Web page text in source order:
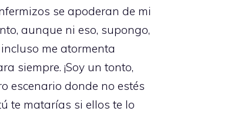
se apoderan de mi
aunque ni eso, supongo,
me atormenta
siempre. ¡Soy un tonto,
escenario donde no estés
te matarías si ellos te lo